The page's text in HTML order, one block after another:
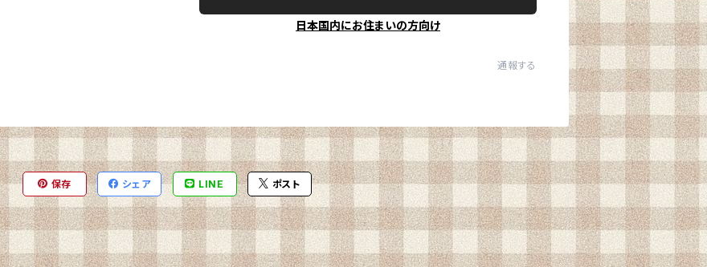
日本国内にお住まいの方向け
通報する
保存 シェア LINE ポスト